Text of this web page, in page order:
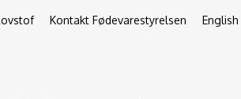
Kontakt Fødevarestyrelsen English